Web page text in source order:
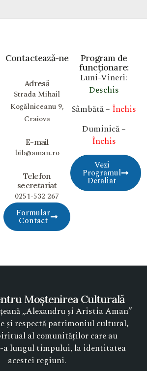
Program de
funcționare:
Luni-Vineri:
Deschis
Sâmbătă – Închis
Duminică –
Închis
Vezi
Programul
Detaliat
Contactează-ne
Adresă
Strada Mihail
Kogălniceanu 9,
Craiova
E-mail
bib@aman.ro
Telefon
secretariat
0251-532 267
Formular
Contact
Moștenirea Culturală
„Alexandru și Aristia Aman”
și respectă patrimoniul cultural,
al comunităților care au
a lungul timpului, la identitatea
acestei regiuni.